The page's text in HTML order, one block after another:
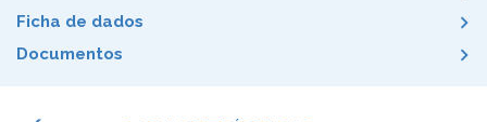
Ficha de dados
Documentos